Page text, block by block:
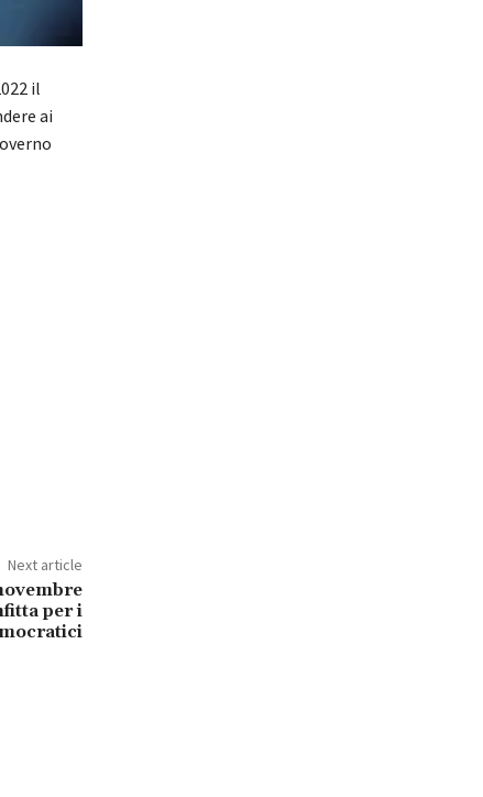
il
ai
Next article
per i